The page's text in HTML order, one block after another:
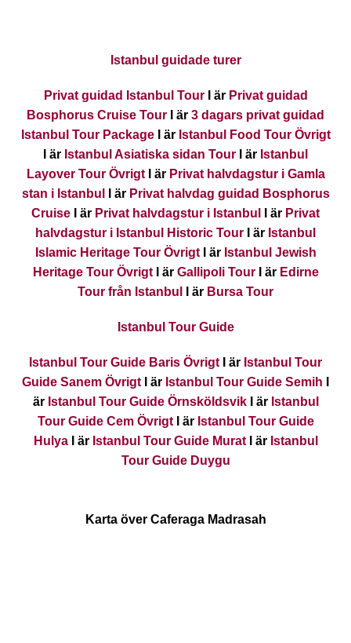
Istanbul guidade turer
Privat guidad Istanbul TourI är Privat guidad
Bosphorus Cruise Tour I är 3 dagars privat guidad
Istanbul Tour PackageI är Istanbul Food Tour Övrigt
I är Istanbul Asiatiska sidan Tour I är Istanbul
Layover Tour ÖvrigtI är Privat halvdagstur i Gamla
stan i Istanbul
I är Privat halvdag guidad Bosphorus
Cruise I är Privat halvdagstur i Istanbul I är Privat
halvdagstur i Istanbul Historic Tour I är Istanbul
Islamic Heritage Tour ÖvrigtI är Istanbul Jewish
Heritage Tour ÖvrigtI är Gallipoli TourI är Edirne
Tour från Istanbul
I är Bursa Tour
Istanbul Tour Guide
Istanbul Tour Guide Baris Övrigt I är Istanbul Tour
Guide Sanem Övrigt I är Istanbul Tour Guide Semih
är Istanbul Tour Guide ÖrnsköldsvikI är Istanbul
Tour Guide Cem ÖvrigtI är Istanbul Tour Guide
HulyaI är Istanbul Tour Guide MuratI är Istanbul
Tour Guide Duygu
Karta över Caferaga Madrasah